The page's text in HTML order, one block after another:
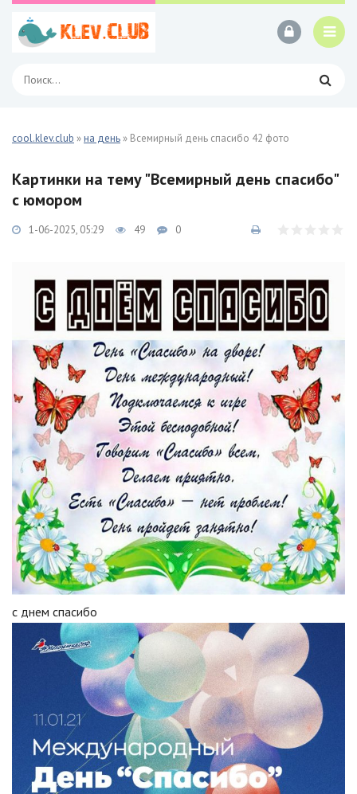
cool.klev.club »на день » Всемирный день спасибо 42 фото
Картинки на тему "Всемирный день спасибо"
с юмором
1-06-2025, 05:29 49 0
с днем спасибо